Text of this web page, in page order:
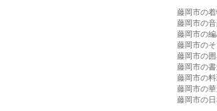
藤岡市の
藤岡市の
藤岡市の
藤岡市の
藤岡市の
藤岡市の
藤岡市の
藤岡市の
藤岡市の